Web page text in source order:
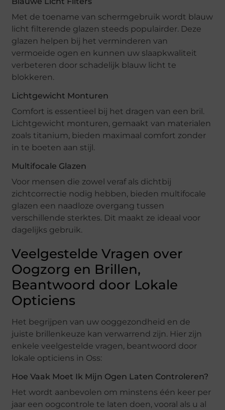
Met de toename van schermgebruik wordt blauw
licht filterende glazen steeds populairder. Deze
glazen helpen bij het verminderen van
vermoeide ogen en kunnen uw slaapkwaliteit
verbeteren door schadelijk blauw licht te
blokkeren.
Lichtgewicht Monturen
Comfort is essentieel bij het dragen van een bril.
Lichtgewicht monturen, gemaakt van materialen
zoals titanium, bieden maximaal comfort zonder
in te boeten aan stijl.
Multifocale Glazen
Voor mensen die zowel veraf als dichtbij
zichtcorrectie nodig hebben, bieden multifocale
glazen een naadloze overgang tussen
verschillende sterktes. Dit maakt ze ideaal voor
dagelijks gebruik.
Veelgestelde Vragen over
Oogzorg en Brillen,
Beantwoord door Lokale
Opticiens
Het begrijpen van uw ooggezondheid en de
juiste brillenkeuze kan verwarrend zijn. Hier zijn
enkele veelgestelde vragen, beantwoord door
lokale opticiens in Oss:
Hoe Vaak Moet Ik Mijn Ogen Laten Controleren?
Het wordt aanbevolen om minstens één keer per
jaar een oogcontrole te laten doen, vooral als u al